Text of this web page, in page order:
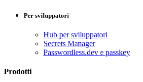
Per sviluppatori
Hub per sviluppatori
Secrets Manager
Passwordless.dev e passkey
Prodotti